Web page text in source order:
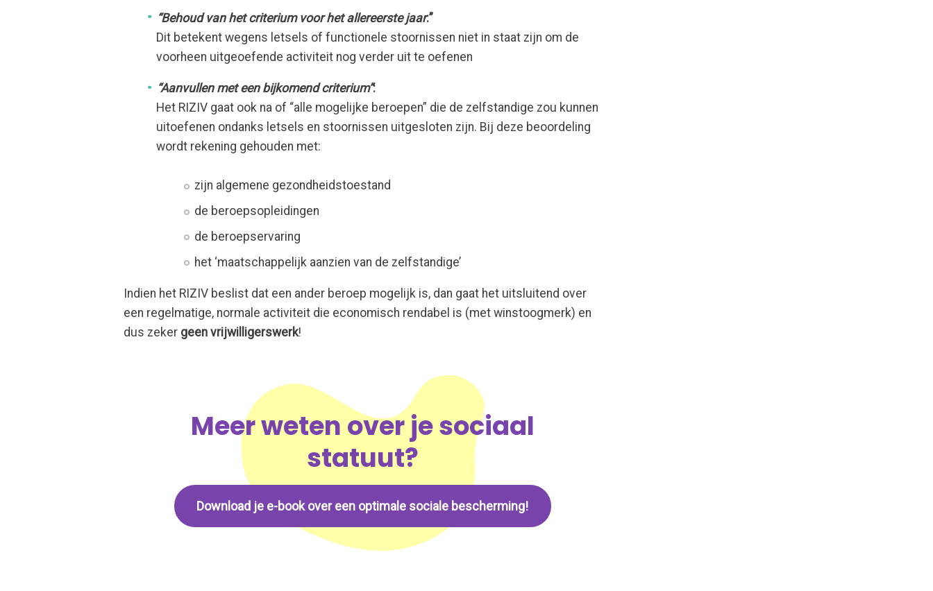
“Behoud van het criterium voor het allereerste jaar:”
Dit betekent wegens letsels of functionele stoornissen niet in staat zijn om de
voorheen uitgeoefende activiteit nog verder uit te oefenen
“Aanvullen met een bijkomend criterium”:
Het RIZIV gaat ook na of “alle mogelijke beroepen” die de zelfstandige zou kunnen
uitoefenen ondanks letsels en stoornissen uitgesloten zijn. Bij deze beoordeling
wordt rekening gehouden met:
zijn algemene gezondheidstoestand
de beroepsopleidingen
de beroepservaring
het ‘maatschappelijk aanzien van de zelfstandige’
Indien het RIZIV beslist dat een ander beroep mogelijk is, dan gaat het uitsluitend over
een regelmatige, normale activiteit die economisch rendabel is (met winstoogmerk) en
dus zeker geen vrijwilligerswerk!
Meer weten over je sociaal
statuut?
Download je e-book over een optimale sociale bescherming!